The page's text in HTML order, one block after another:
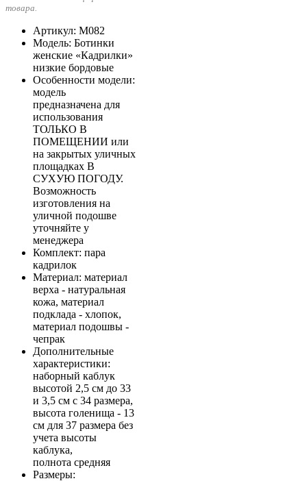
товара.
Артикул: М082
Модель: Ботинки
женские «Кадрилки»
низкие бордовые
Особенности модели:
модель
предназначена для
использования
ТОЛЬКО В
ПОМЕЩЕНИИ или
на закрытых уличных
площадках В
СУХУЮ ПОГОДУ.
Возможность
изготовления на
уличной подошве
уточняйте у
менеджера
Комплект: пара
кадрилок
Материал: материал
верха - натуральная
кожа, материал
подклада - хлопок,
материал подошвы -
чепрак
Дополнительные
характеристики:
наборный каблук
высотой 2,5 см до 33
и 3,5 см с 34 размера,
высота голенища - 13
см для 37 размера без
учета высоты
каблука,
полнота средняя
Размеры: